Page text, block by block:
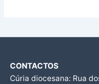
CONTACTOS
Cúria diocesana: Rua